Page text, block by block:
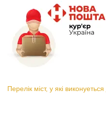
Перелік міст, у які